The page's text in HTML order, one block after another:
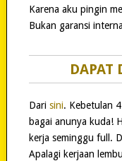
Karena aku pingin
Bukan garansi
DAPAT
Dari sini. Kebetulan
bagai anunya kuda!
kerja seminggu full.
Apalagi kerjaan